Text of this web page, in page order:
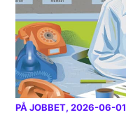
PÅ JOBBET, 2026-06-01